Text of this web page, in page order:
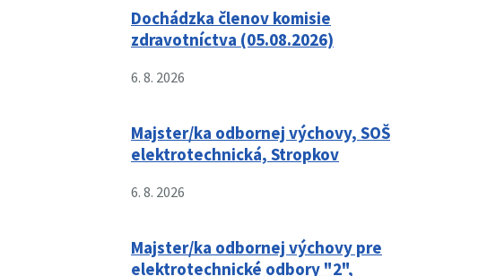
Dochádzka členov komisie
zdravotníctva (05.08.2026)
6. 8. 2026
Majster/ka odbornej výchovy, SOŠ
elektrotechnická, Stropkov
6. 8. 2026
Majster/ka odbornej výchovy pre
elektrotechnické odbory "2",